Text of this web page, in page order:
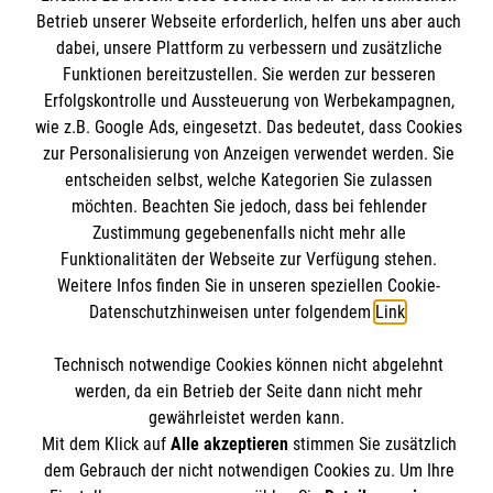
Downloads
Kontakt
Impressum
Datenschutz
Barrierefreiheit
Malteser online
Malteserorden
Malteser Jugend
Malteser International
Mediathek
Sharepoint
Spendenkonto
IBAN: DE103 7060 120 120 120 0001 2
Soziale Netzwerke
Der Malteser Hilfsdienst e.V. ist als eingetragene
gemeinnützige Organisation von der Körperschaft- und
Gewerbesteuer befreit.
Betrieb unserer Webseite erforderlich, helfen uns aber auch
dabei, unsere Plattform zu verbessern und zusätzliche
Funktionen bereitzustellen. Sie werden zur besseren
Erfolgskontrolle und Aussteuerung von Werbekampagnen,
wie z.B. Google Ads, eingesetzt. Das bedeutet, dass Cookies
zur Personalisierung von Anzeigen verwendet werden. Sie
entscheiden selbst, welche Kategorien Sie zulassen
möchten. Beachten Sie jedoch, dass bei fehlender
Zustimmung gegebenenfalls nicht mehr alle
Funktionalitäten der Webseite zur Verfügung stehen.
Weitere Infos finden Sie in unseren speziellen Cookie-
Datenschutzhinweisen unter folgendem Link.
Technisch notwendige Cookies können nicht abgelehnt
werden, da ein Betrieb der Seite dann nicht mehr
gewährleistet werden kann.
Mit dem Klick auf Alle akzeptierenstimmen Sie zusätzlich
dem Gebrauch der nicht notwendigen Cookies zu. Um Ihre